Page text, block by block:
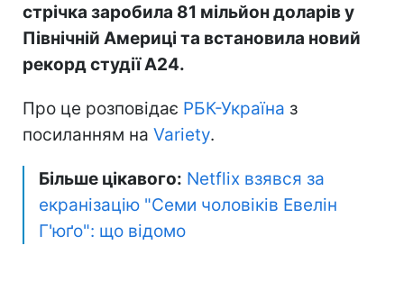
стрічка заробила 81 мільйон доларів у
Північній Америці та встановила новий
рекорд студії A24.
Про це розповідає РБК-Україна з
посиланням на Variety.
Більше цікавого: Netflix взявся за
екранізацію "Семи чоловіків Евелін
Г'юґо": що відомо